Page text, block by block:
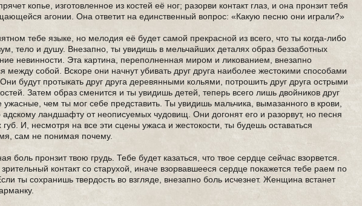
копье, изготовленное из костей её ног; разорви контакт глаз, и она пронзит тебя
агонии. Она ответит на единственный вопрос: «Какую песню они играли?»
тебе языке, но мелодия её будет самой прекрасной из всего, что ты когда-либо
тело и душу. Внезапно, ты увидишь в мельчайших деталях образ беззаботных
невинности. Эта картина, переполненная миром и ликованием, внезапно
между собой. Вскоре они начнут убивать друг друга наиболее жестокими способами
будут протыкать друг друга деревянными кольями, потрошить друг друга острыми
Затем образ сменится и ты увидишь детей, теперь всего лишь двойников друг
чем ты мог себе представить. Ты увидишь мальчика, вымазанного в крови,
ландшафту от неописуемых чудовищ. Они догонят его и разорвут, но песня
И, несмотря на все эти сцены ужаса и жестокости, ты будешь оставаться
сам не понимая почему.
боль пронзит твою грудь. Тебе будет казаться, что твое сердце сейчас взорвется.
контакт со старухой, иначе взорвавшееся сердце покажется тебе раем по
ты сохранишь твердость во взгляде, внезапно боль исчезнет. Женщина встанет